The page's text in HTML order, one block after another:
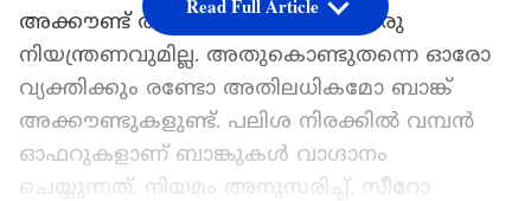
അക്കൗണ്ട് തുറക്കുന്നതിന് യാതൊരു
നിയന്ത്രണവുമില്ല. അതുകൊണ്ടുതന്നെ ഓരോ
വ്യക്തിക്കും രണ്ടോ അതിലധികമോ ബാങ്ക്
അക്കൗണ്ടുകളുണ്ട്. പലിശ നിരക്കിൽ വമ്പൻ
ഓഫറുകളാണ് ബാങ്കുകൾ വാഗ്ദാനം
ചെയ്യുന്നത്. നിയമം അനുസരിച്ച്, സീറോ
Read Full Article